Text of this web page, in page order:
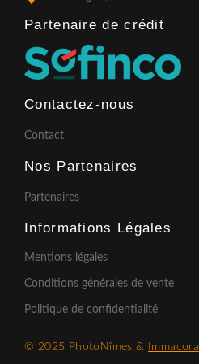
Partenaire de crédit​
Contactez-nous
Contact
Nos Partenaires
Partenaires
Informations Légales
Mentions légales
Conditions générales de vente
Politique de confidentialité
© 2025 PhotoNîmes & Immacora